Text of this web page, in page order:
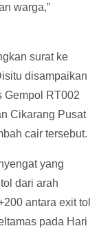
warga,”
surat ke
disampaikan
Gempol RT002
Cikarang Pusat
cair tersebut.
yang
dari arah
antara exit tol
pada Hari